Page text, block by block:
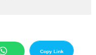
Copy Link